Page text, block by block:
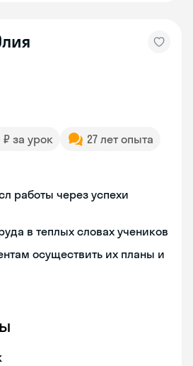
₽ за урок
27 лет опыта
работы через успехи
в теплых словах учеников
осуществить их планы и